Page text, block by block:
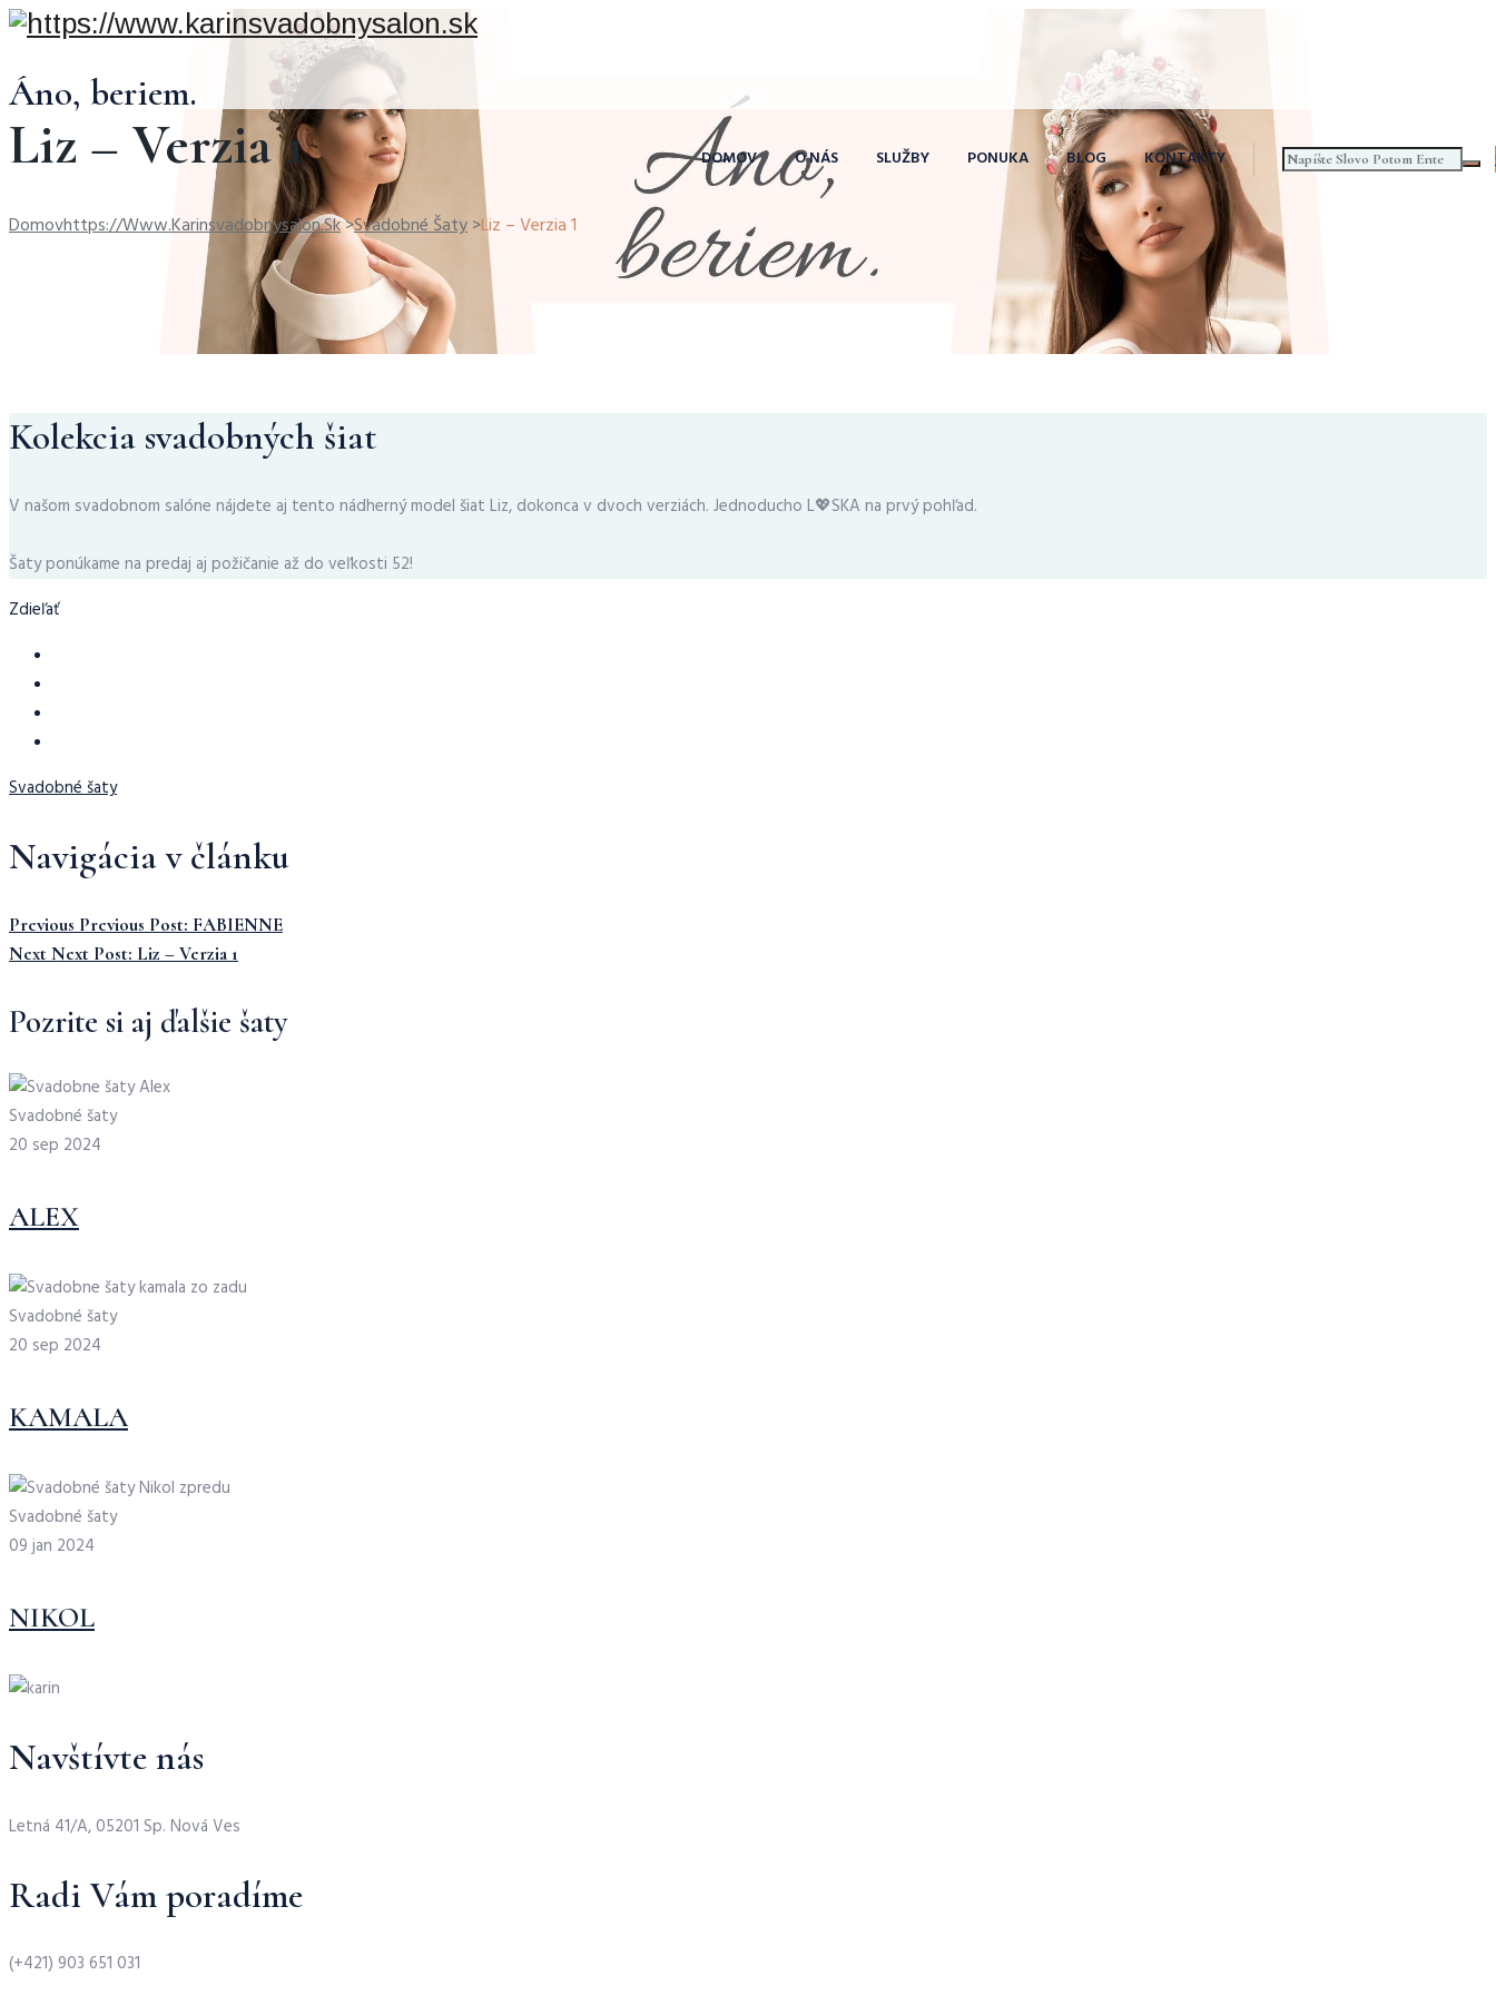
Áno, beriem.
DOMOV O NÁS SLUŽBY PONUKA BLOG KONTAKTY
Liz – Verzia 1
DomovHttps://www.karinsvadobnysalon.sk>Svadobné Šaty>Liz – Verzia 1
Kolekcia svadobných šiat
V našom svadobnom salóne nájdete aj tento nádherný model šiat Liz, dokonca v dvoch verziách. Jednoducho L💖SKA na prvý pohľad.
Šaty ponúkame na predaj aj požičanie až do veľkosti 52!
Zdieľať
Svadobné šaty
Navigácia v článku
Previous Previous Post: FABIENNE
NextNext Post: Liz – Verzia 1
Pozrite si aj ďalšie šaty
Svadobné šaty
20 sep 2024
ALEX
Svadobné šaty
20 sep 2024
KAMALA
Svadobné šaty
09 jan 2024
NIKOL
Navštívte nás
Letná 41/A, 05201 Sp. Nová Ves
Radi Vám poradíme
(+421) 903 651 031